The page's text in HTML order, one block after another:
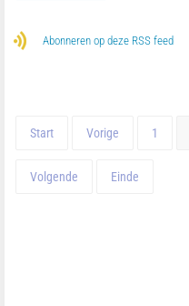
Abonneren op deze RSS feed
Start Vorige 1
Volgende Einde